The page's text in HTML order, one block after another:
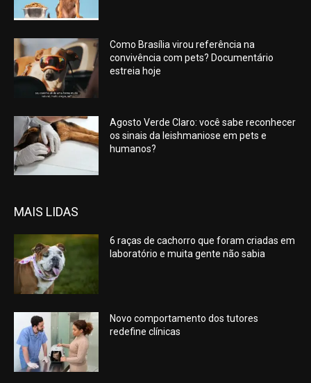
Como Brasília virou referência na
convivência com pets? Documentário
estreia hoje
Agosto Verde Claro: você sabe reconhecer
os sinais da leishmaniose em pets e
humanos?
MAIS LIDAS
6 raças de cachorro que foram criadas em
laboratório e muita gente não sabia
Novo comportamento dos tutores
redefine clínicas